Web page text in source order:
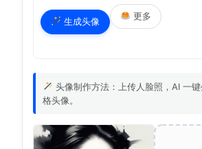
生成头像
更多
头像制作方法：上传人脸照，AI 一
格头像。